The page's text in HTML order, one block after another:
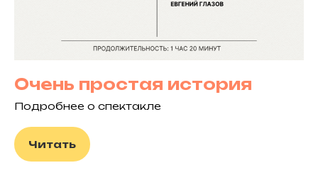
Очень простая история
Подробнее о спектакле
Читать